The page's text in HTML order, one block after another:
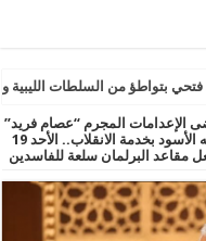
بتواطؤ من السلطات
الإعدامات المجرم “عصام فريد”
رئيسًا لـ”مجلس شيوخ العسكر” مكافأة على سجله الأسود بخدمة الانقلاب.. الأحد 19